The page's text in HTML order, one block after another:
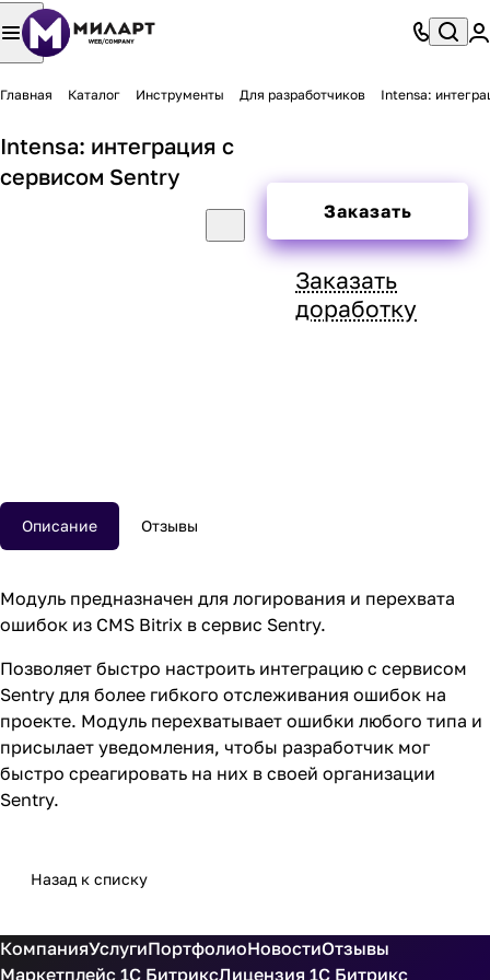
Главная Каталог Инструменты Для разработчиков Intensa:
Intensa: интеграция с
сервисом Sentry
Заказать
Заказать
доработку
Описание Отзывы
Модуль предназначен для логирования и перехвата
ошибок из CMS Bitrix в сервис Sentry.
Позволяет быстро настроить интеграцию с сервисом
Sentry для более гибкого отслеживания ошибок на
проекте. Модуль перехватывает ошибки любого типа и
присылает уведомления, чтобы разработчик мог
быстро среагировать на них в своей организации
Sentry.
Назад к списку
КомпанияУслугиПортфолиоНовостиОтзывы
Маркетплейс 1С БитриксЛицензия 1С Битрикс